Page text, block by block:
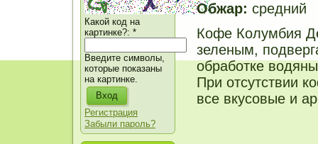
Какой код на
картинке?: *
Введите символы,
которые показаны
на картинке.
Регистрация
Забыли пароль?
Обжар: средний
Кофе Колумбия
зеленым,
обработке
При отсутствии
все вкусовые и